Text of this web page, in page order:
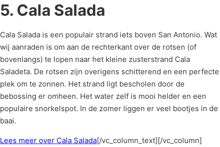
5. Cala Salada
Cala Salada is een populair strand iets boven San Antonio. Wat
wij aanraden is om aan de rechterkant over de rotsen (of
bovenlangs) te lopen naar het kleine zusterstrand Cala
Saladeta. De rotsen zijn overigens schitterend en een perfecte
plek om te zonnen. Het strand ligt bescholen door de
bebossing er omheen. Het water zelf is mooi helder en een
populaire snorkelspot. In de zomer liggen er veel bootjes in de
baai.
Lees meer over Cala Salada[/vc_column_text][/vc_column]